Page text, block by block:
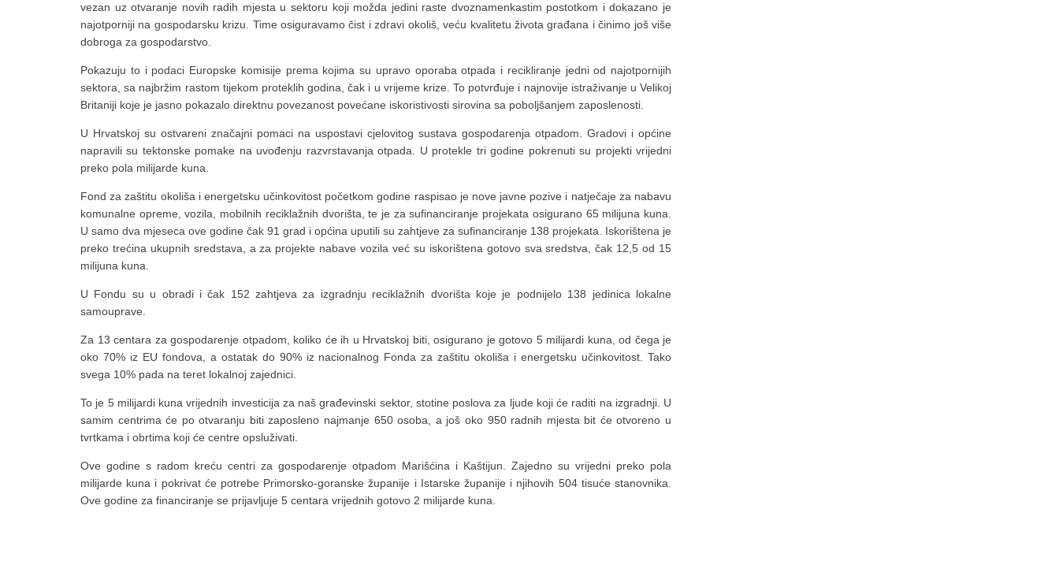
vezan uz otvaranje novih radih mjesta u sektoru koji možda jedini raste dvoznamenkastim postotkom i dokazano je
najotporniji na gospodarsku krizu. Time osiguravamo čist i zdravi okoliš, veću kvalitetu života građana i činimo još više
dobroga za gospodarstvo.
Pokazuju to i podaci Europske komisije prema kojima su upravo oporaba otpada i recikliranje jedni od najotpornijih
sektora, sa najbržim rastom tijekom proteklih godina, čak i u vrijeme krize. To potvrđuje i najnovije istraživanje u Velikoj
Britaniji koje je jasno pokazalo direktnu povezanost povećane iskoristivosti sirovina sa poboljšanjem zaposlenosti.
U Hrvatskoj su ostvareni značajni pomaci na uspostavi cjelovitog sustava gospodarenja otpadom. Gradovi i općine
napravili su tektonske pomake na uvođenju razvrstavanja otpada. U protekle tri godine pokrenuti su projekti vrijedni
preko pola milijarde kuna.
Fond za zaštitu okoliša i energetsku učinkovitost početkom godine raspisao je nove javne pozive i natječaje za nabavu
komunalne opreme, vozila, mobilnih reciklažnih dvorišta, te je za sufinanciranje projekata osigurano 65 milijuna kuna.
U samo dva mjeseca ove godine čak 91 grad i općina uputili su zahtjeve za sufinanciranje 138 projekata. Iskorištena je
preko trećina ukupnih sredstava, a za projekte nabave vozila već su iskorištena gotovo sva sredstva, čak 12,5 od 15
milijuna kuna.
U Fondu su u obradi i čak 152 zahtjeva za izgradnju reciklažnih dvorišta koje je podnijelo 138 jedinica lokalne
samouprave.
Za 13 centara za gospodarenje otpadom, koliko će ih u Hrvatskoj biti, osigurano je gotovo 5 milijardi kuna, od čega je
oko 70% iz EU fondova, a ostatak do 90% iz nacionalnog Fonda za zaštitu okoliša i energetsku učinkovitost. Tako
svega 10% pada na teret lokalnoj zajednici.
To je 5 milijardi kuna vrijednih investicija za naš građevinski sektor, stotine poslova za ljude koji će raditi na izgradnji. U
samim centrima će po otvaranju biti zaposleno najmanje 650 osoba, a još oko 950 radnih mjesta bit će otvoreno u
tvrtkama i obrtima koji će centre opsluživati.
Ove godine s radom kreću centri za gospodarenje otpadom Marišćina i Kaštijun. Zajedno su vrijedni preko pola
milijarde kuna i pokrivat će potrebe Primorsko-goranske županije i Istarske županije i njihovih 504 tisuće stanovnika.
Ove godine za financiranje se prijavljuje 5 centara vrijednih gotovo 2 milijarde kuna.